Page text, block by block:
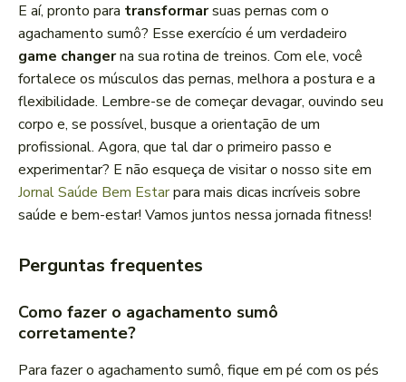
E aí, pronto para transformarsuas pernas com o
agachamento sumô? Esse exercício é um verdadeiro
game changerna sua rotina de treinos. Com ele, você
fortalece os músculos das pernas, melhora a postura e a
flexibilidade. Lembre-se de começar devagar, ouvindo seu
corpo e, se possível, busque a orientação de um
profissional. Agora, que tal dar o primeiro passo e
experimentar? E não esqueça de visitar o nosso site em
Jornal Saúde Bem Estarpara mais dicas incríveis sobre
saúde e bem-estar! Vamos juntos nessa jornada fitness!
Perguntas frequentes
Como fazer o agachamento sumô
corretamente?
Para fazer o agachamento sumô, fique em pé com os pés